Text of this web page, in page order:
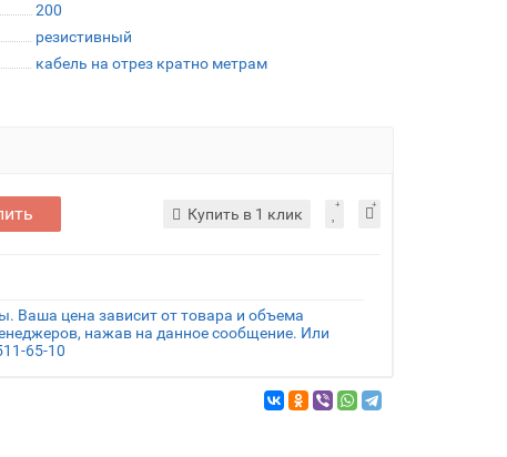
200
резистивный
кабель на отрез кратно метрам
Купить в 1 клик
Ваша цена зависит от товара и объема
нажав на данное сообщение. Или
65-10